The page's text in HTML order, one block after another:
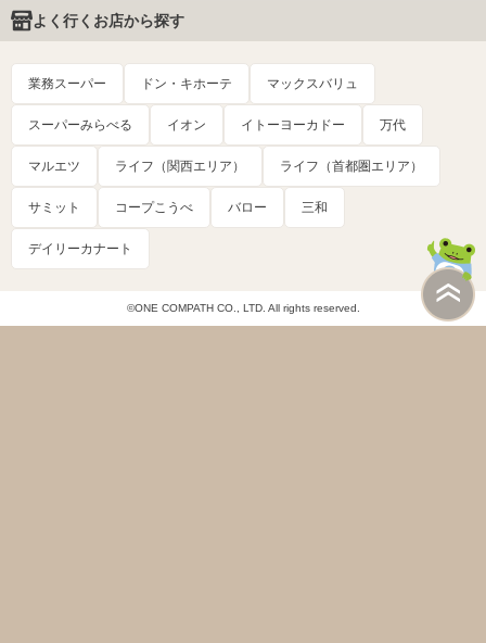
よく行くお店から探す
業務スーパー ドン・キホーテ マックスバリュ
スーパーみらべる イオン イトーヨーカドー 万代
マルエツ ライフ（関西エリア） ライフ（首都圏エリア）
サミット コープこうべ バロー 三和
デイリーカナート
©ONE COMPATH CO., LTD. All rights reserved.